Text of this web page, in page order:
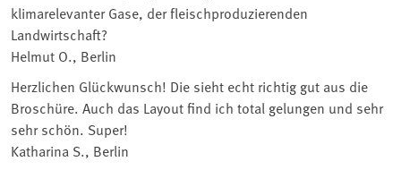
klimarelevanter Gase, der fleischproduzierenden
Landwirtschaft?
Helmut O., Berlin
Herzlichen Glückwunsch! Die sieht echt richtig gut aus die
Broschüre. Auch das Layout find ich total gelungen und sehr
sehr schön. Super!
Katharina S., Berlin